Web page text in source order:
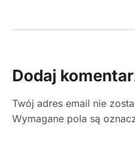
Dodaj
Twój adres email nie
Wymagane pola są